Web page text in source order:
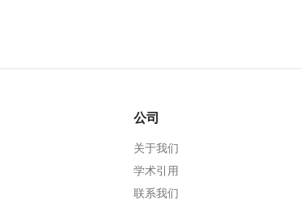
公司
关于我们
学术引用
联系我们